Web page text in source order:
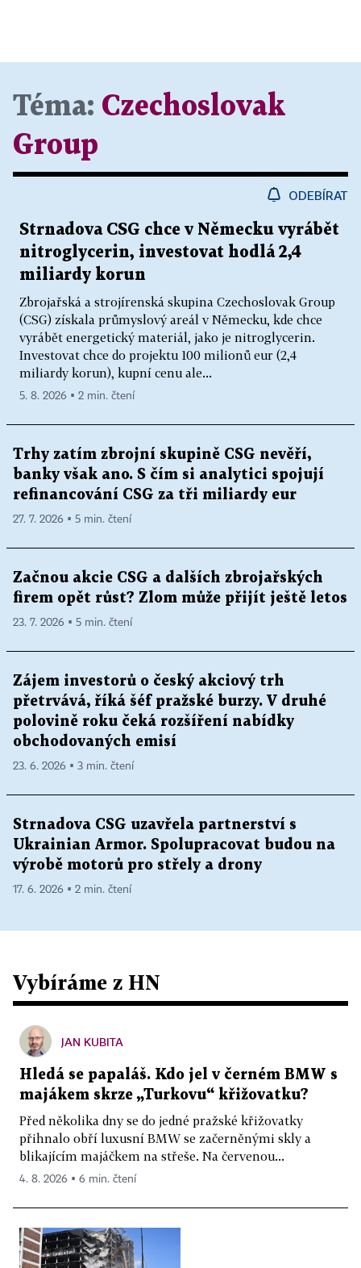
Téma: Czechoslovak
Group
ODEBÍRAT
Strnadova CSG chce v Německu vyrábět
nitroglycerin, investovat hodlá 2,4
miliardy korun
Zbrojařská a strojírenská skupina Czechoslovak Group
(CSG) získala průmyslový areál v Německu, kde chce
vyrábět energetický materiál, jako je nitroglycerin.
Investovat chce do projektu 100 milionů eur (2,4
miliardy korun), kupní cenu ale...
5. 8. 2026 ▪ 2 min. čtení
Trhy zatím zbrojní skupině CSG nevěří,
banky však ano. S čím si analytici spojují
refinancování CSG za tři miliardy eur
27. 7. 2026 ▪ 5 min. čtení
Začnou akcie CSG a dalších zbrojařských
firem opět růst? Zlom může přijít ještě letos
23. 7. 2026 ▪ 5 min. čtení
Zájem investorů o český akciový trh
přetrvává, říká šéf pražské burzy. V druhé
polovině roku čeká rozšíření nabídky
obchodovaných emisí
23. 6. 2026 ▪ 3 min. čtení
Strnadova CSG uzavřela partnerství s
Ukrainian Armor. Spolupracovat budou na
výrobě motorů pro střely a drony
17. 6. 2026 ▪ 2 min. čtení
Vybíráme z HN
JAN KUBITA
Hledá se papaláš. Kdo jel v černém BMW s
majákem skrze „Turkovu“ křižovatku?
Před několika dny se do jedné pražské křižovatky
přihnalo obří luxusní BMW se začerněnými skly a
blikajícím majáčkem na střeše. Na červenou...
4. 8. 2026 ▪ 6 min. čtení